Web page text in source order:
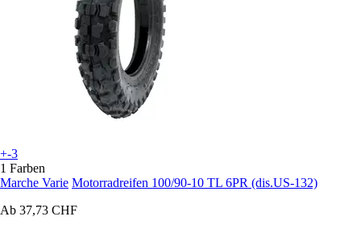
+-3
1 Farben
Marche Varie Motorradreifen 100/90-10 TL 6PR (dis.US-132)
Ab 37,73 CHF